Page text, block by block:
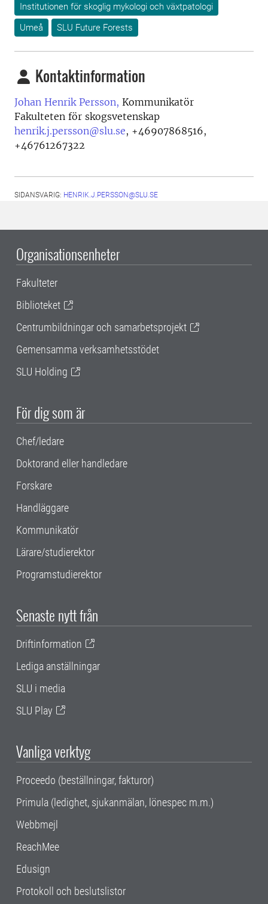
Institutionen för skoglig mykologi och växtpatologi
Umeå
SLU Future Forests
Kontaktinformation
Johan Henrik Persson, Kommunikatör
Fakulteten för skogsvetenskap
henrik.j.persson@slu.se, +46907868516,
+46761267322
SIDANSVARIG: HENRIK.J.PERSSON@SLU.SE
Organisationsenheter
Fakulteter
Biblioteket
Centrumbildningar och samarbetsprojekt
Gemensamma verksamhetsstödet
SLU Holding
För dig som är
Chef/ledare
Doktorand eller handledare
Forskare
Handläggare
Kommunikatör
Lärare/studierektor
Programstudierektor
Senaste nytt från
Driftinformation
Lediga anställningar
SLU i media
SLU Play
Vanliga verktyg
Proceedo (beställningar, fakturor)
Primula (ledighet, sjukanmälan, lönespec m.m.)
Webbmejl
ReachMee
Edusign
Protokoll och beslutslistor